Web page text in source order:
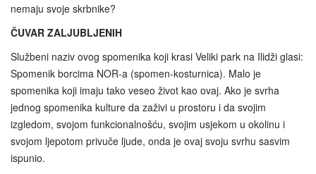
nemaju svoje skrbnike?
ČUVAR ZALJUBLJENIH
Službeni naziv ovog spomenika koji krasi Veliki park na Ilidži glasi:
Spomenik borcima NOR-a (spomen-kosturnica). Malo je
spomenika koji imaju tako veseo život kao ovaj. Ako je svrha
jednog spomenika kulture da zaživi u prostoru i da svojim
izgledom, svojom funkcionalnošću, svojim usjekom u okolinu i
svojom ljepotom privuče ljude, onda je ovaj svoju svrhu sasvim
ispunio.